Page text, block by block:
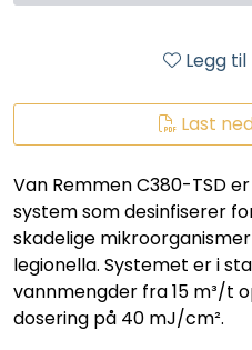
Legg
Last
Van Remmen C380-TSD
system som desinfiserer
skadelige
legionella. Systemet er i
vannmengder fra 15 m³/t
dosering på 40 mJ/cm².
LEGIONELLA
DIFFUSOR
STATISKE MIKSERE
LAGERSALG